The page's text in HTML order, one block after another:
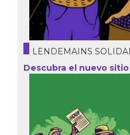
LENDEMAINS
Descubra el nuevo